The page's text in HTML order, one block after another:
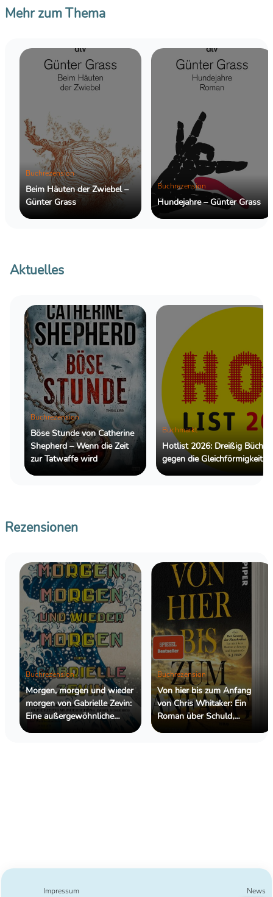
Mehr zum Thema
Buchrezension
Beim Häuten der Zwiebel –
Günter Grass
Buchrezension
Hundejahre – Günter Grass
Aktuelles
Buchrezension
Böse Stunde von Catherine
Shepherd – Wenn die Zeit
zur Tatwaffe wird
Buchmarkt
Hotlist 2026: Dreißig Bücher
gegen die Gleichförmigkeit
Rezensionen
Buchrezension
Morgen, morgen und wieder
morgen von Gabrielle Zevin:
Eine außergewöhnliche
Geschichte über
Buchrezension
Von hier bis zum Anfang
von Chris Whitaker: Ein
Roman über Schuld,
Hoffnung und die
Impressum News